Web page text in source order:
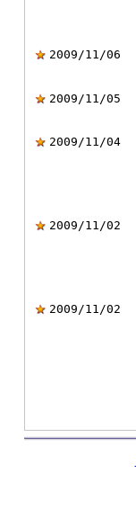
2009/11/06
2009/11/05
2009/11/04
2009/11/02
2009/11/02